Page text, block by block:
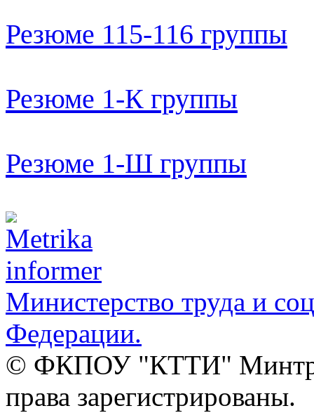
Резюме 115-116 группы
Резюме 1-К группы
Резюме 1-Ш группы
Министерство труда и
Федерации.
© ФКПОУ "КТТИ"
права зарегистрированы.